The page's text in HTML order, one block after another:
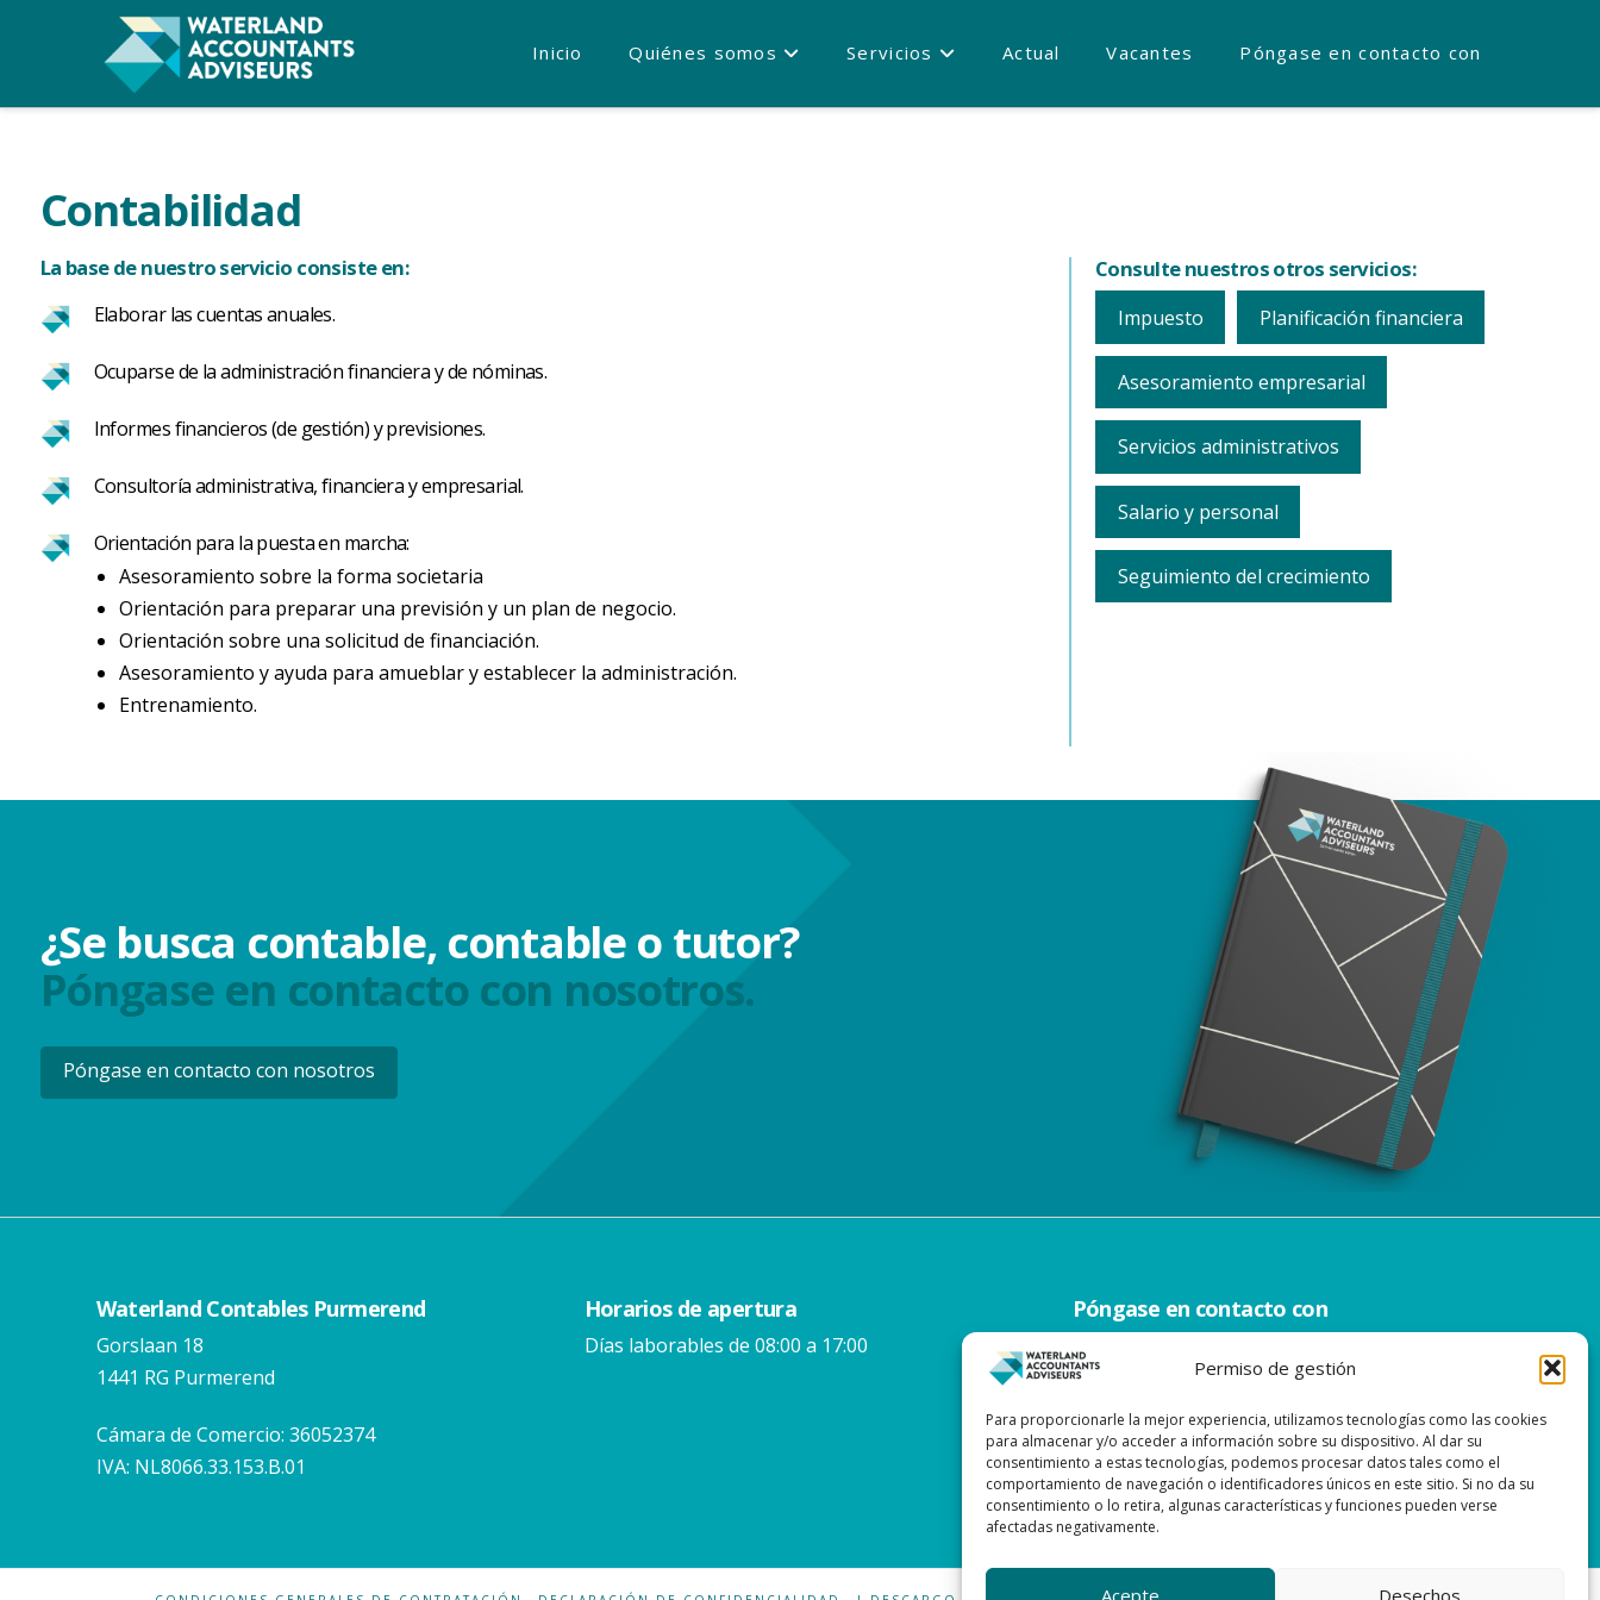
Permiso de gestión
Para proporcionarle la mejor experiencia, utilizamos tecnologías como las cookies
para almacenar y/o acceder a información sobre su dispositivo. Al dar su
consentimiento a estas tecnologías, podemos procesar datos tales como el
comportamiento de navegación o identificadores únicos en este sitio. Si no da su
consentimiento o lo retira, algunas características y funciones pueden verse
afectadas negativamente.
Acepte Desechos
Inicio Quiénes somos Servicios Actual Vacantes Póngase en contacto con
Contabilidad
La base de nuestro servicio consiste en:
Elaborar las cuentas anuales.
Ocuparse de la administración financiera y de nóminas.
Informes financieros (de gestión) y previsiones.
Consultoría administrativa, financiera y empresarial.
Orientación para la puesta en marcha:
Asesoramiento sobre la forma societaria
Orientación para preparar una previsión y un plan de negocio.
Orientación sobre una solicitud de financiación.
Asesoramiento y ayuda para amueblar y establecer la administración.
Entrenamiento.
Consulte nuestros otros servicios:
Impuesto Planificación financiera
Asesoramiento empresarial
Servicios administrativos
Salario y personal
Seguimiento del crecimiento
¿Se busca contable, contable o tutor?
Póngase en contacto con nosotros.
Póngase en contacto con nosotros
Waterland Contables Purmerend
Gorslaan 18
1441 RG Purmerend
Cámara de Comercio: 36052374
IVA: NL8066.33.153.B.01
Horarios de apertura
Días laborables de 08:00 a 17:00
Póngase en contacto con
info@watacc.nl